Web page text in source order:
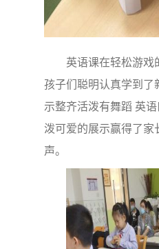
英语课在轻松游
孩子们聪明认真学到
示整齐活泼有舞蹈 英
泼可爱的展示赢得了
声。